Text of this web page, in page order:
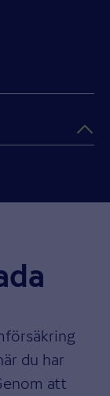
du har
att